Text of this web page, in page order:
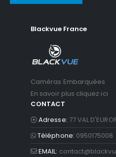
Blackvue France
Caméras Embarquées
En savoir plus cliquez ici
CONTACT
Adresse: 77 VAL
Téléphone: 0950175008
EMAIL: